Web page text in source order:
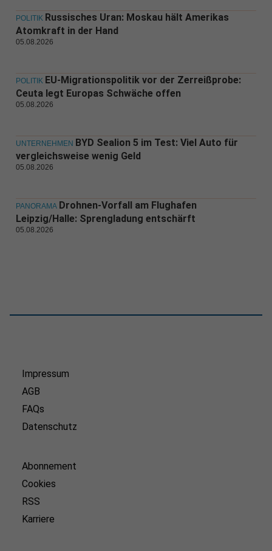
POLITIK Russisches Uran: Moskau hält Amerikas
Atomkraft in der Hand
05.08.2026
POLITIK EU-Migrationspolitik vor der Zerreißprobe:
Ceuta legt Europas Schwäche offen
05.08.2026
UNTERNEHMEN BYD Sealion 5 im Test: Viel Auto für
vergleichsweise wenig Geld
05.08.2026
PANORAMA Drohnen-Vorfall am Flughafen
Leipzig/Halle: Sprengladung entschärft
05.08.2026
Impressum
AGB
FAQs
Datenschutz
Abonnement
Cookies
RSS
Karriere